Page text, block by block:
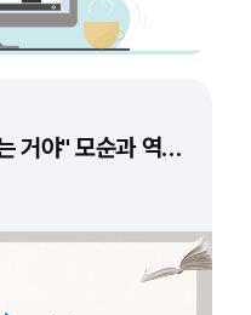
[철학] "하라는 거야, 말라는 거야" 모순과 역설의 숨 막히는 순간들